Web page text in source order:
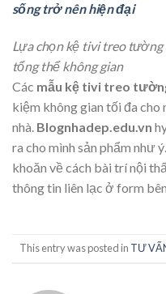
sống trở nên hiện đại
Lựa chọn kệ tivi treo
tổng thể không gian
Các mẫu kệ tivi treo
kiệm không gian tối đa cho
nhà. Blognhadep.edu.vn
ra cho mình sản phẩm như
khoăn về cách bài trí nội
thông tin liên lạc ở form
This entry was posted in TƯ